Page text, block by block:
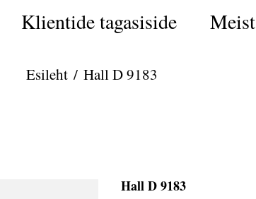
Klientide tagasiside Meist
Esileht / Hall D 9183
Hall D 9183